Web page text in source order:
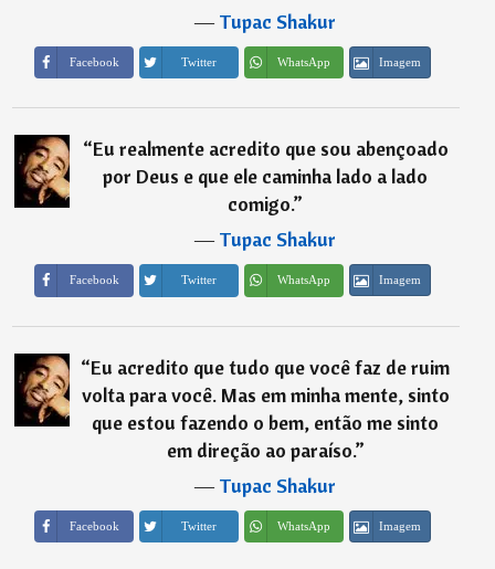
―Tupac Shakur
Facebook Twitter WhatsApp Imagem
“Eu realmente acredito que sou abençoado
por Deus e que ele caminha lado a lado
comigo.”
―Tupac Shakur
Facebook Twitter WhatsApp Imagem
“Eu acredito que tudo que você faz de ruim
volta para você. Mas em minha mente, sinto
que estou fazendo o bem, então me sinto
em direção ao paraíso.”
―Tupac Shakur
Facebook Twitter WhatsApp Imagem